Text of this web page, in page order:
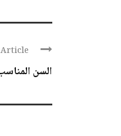
السن